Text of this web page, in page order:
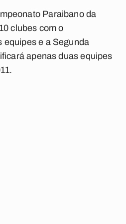
Paraibano da
clubes com o
equipes e a Segunda
apenas duas equipes